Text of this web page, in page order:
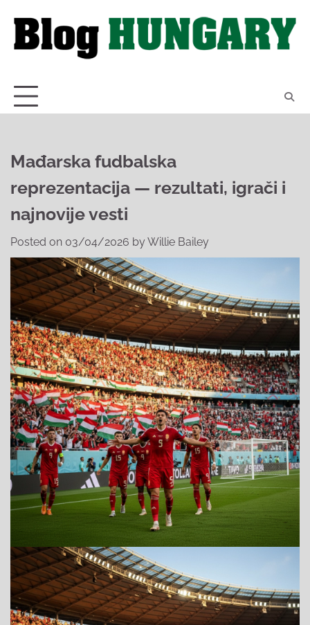
content
Mađarska fudbalska
reprezentacija — rezultati, igrači i
najnovije vesti
Posted on 03/04/2026 byWillie Bailey